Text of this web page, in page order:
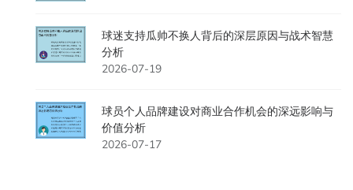
球迷支持瓜帅不换人背后的深层原因与战术智慧
分析
2026-07-19
球员个人品牌建设对商业合作机会的深远影响与
价值分析
2026-07-17